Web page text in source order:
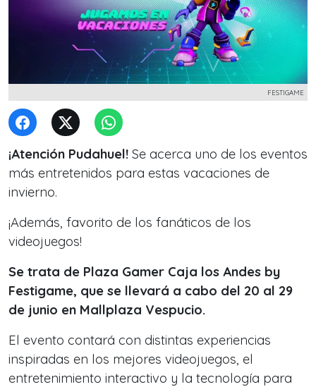
FESTIGAME
¡Atención Pudahuel! Se acerca uno de los eventos
más entretenidos para estas vacaciones de
invierno.
¡Además, favorito de los fanáticos de los
videojuegos!
Se trata de Plaza Gamer Caja los Andes by
Festigame, que se llevará a cabo del 20 al 29
de junio en Mallplaza Vespucio.
El evento contará con distintas experiencias
inspiradas en los mejores videojuegos, el
entretenimiento interactivo y la tecnología para